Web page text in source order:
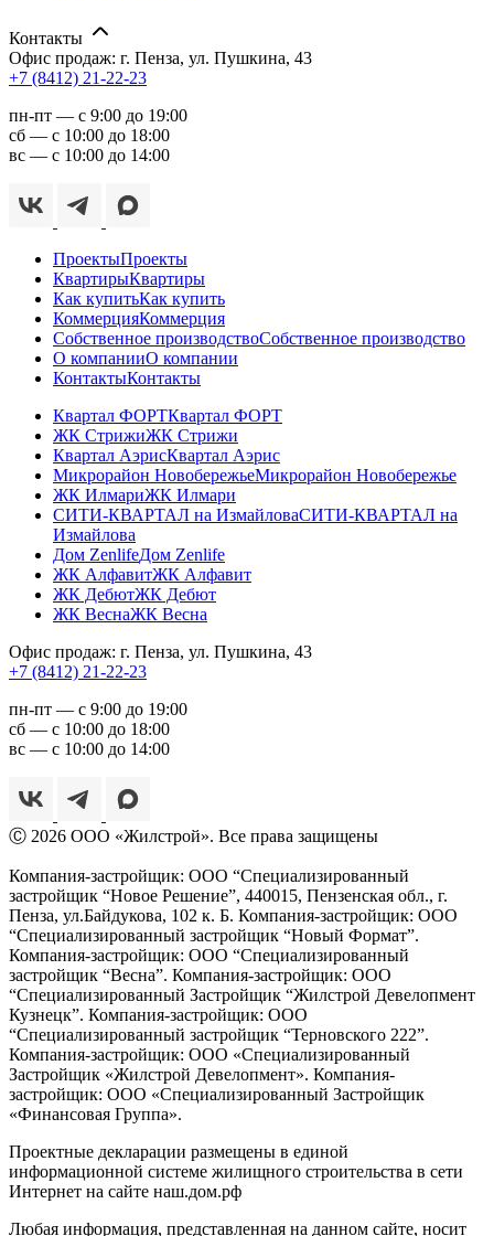
Контакты
Офис продаж: г. Пенза, ул. Пушкина, 43
+7 (8412) 21-22-23
пн-пт — с 9:00 до 19:00
сб — с 10:00 до 18:00
вс — с 10:00 до 14:00
ПроектыПроекты
КвартирыКвартиры
Как купитьКак купить
КоммерцияКоммерция
Собственное производствоСобственное производство
О компанииО компании
КонтактыКонтакты
Квартал ФОРТКвартал ФОРТ
ЖК СтрижиЖК Стрижи
Квартал АэрисКвартал Аэрис
Микрорайон НовобережьеМикрорайон Новобережье
ЖК ИлмариЖК Илмари
СИТИ-КВАРТАЛ на ИзмайловаСИТИ-КВАРТАЛ на
Измайлова
Дом ZenlifeДом Zenlife
ЖК АлфавитЖК Алфавит
ЖК ДебютЖК Дебют
ЖК ВеснаЖК Весна
Офис продаж: г. Пенза, ул. Пушкина, 43
+7 (8412) 21-22-23
пн-пт — с 9:00 до 19:00
сб — с 10:00 до 18:00
вс — с 10:00 до 14:00
Ⓒ 2026 ООО «Жилстрой». Все права защищены
Компания-застройщик: ООО “Специализированный
застройщик “Новое Решение”, 440015, Пензенская обл., г.
Пенза, ул.Байдукова, 102 к. Б. Компания-застройщик: ООО
“Специализированный застройщик “Новый Формат”.
Компания-застройщик: ООО “Специализированный
застройщик “Весна”. Компания-застройщик: ООО
“Специализированный Застройщик “Жилстрой Девелопмент
Кузнецк”. Компания-застройщик: ООО
“Специализированный застройщик “Терновского 222”.
Компания-застройщик: ООО «Специализированный
Застройщик «Жилстрой Девелопмент». Компания-
застройщик: ООО «Специализированный Застройщик
«Финансовая Группа».
Проектные декларации размещены в единой
информационной системе жилищного строительства в сети
Интернет на сайте наш.дом.рф
Любая информация, представленная на данном сайте, носит